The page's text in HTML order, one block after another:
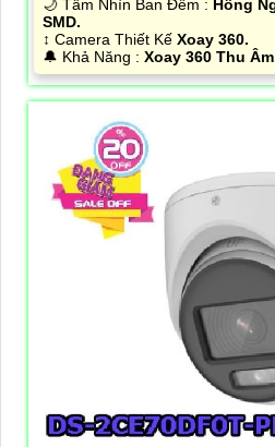
🌙 Tầm Nhìn Ban Đêm : Hồng
SMD.
↕️ Camera Thiết Kế Xoay 360.
️🔔 Khả Năng : Xoay 360 Thu